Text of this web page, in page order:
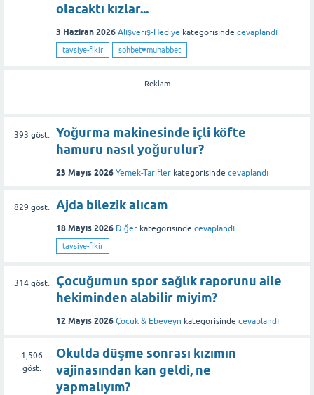
olacaktı kızlar...
3 Haziran 2026 Alışveriş-Hediye kategorisinde cevaplandı
tavsiye-fikir sohbet♥️muhabbet
-Reklam-
393 göst.
Yoğurma makinesinde içli köfte
hamuru nasıl yoğurulur?
23 Mayıs 2026 Yemek-Tarifler kategorisinde cevaplandı
829 göst. Ajda bilezik alıcam
18 Mayıs 2026 Diğer kategorisinde cevaplandı
tavsiye-fikir
314göst.
Çocuğumun spor sağlık raporunu aile
hekiminden alabilir miyim?
12 Mayıs 2026 Çocuk & Ebeveyn kategorisinde cevaplandı
1,506
göst.
Okulda düşme sonrası kızımın
vajinasından kan geldi, ne
yapmalıyım?